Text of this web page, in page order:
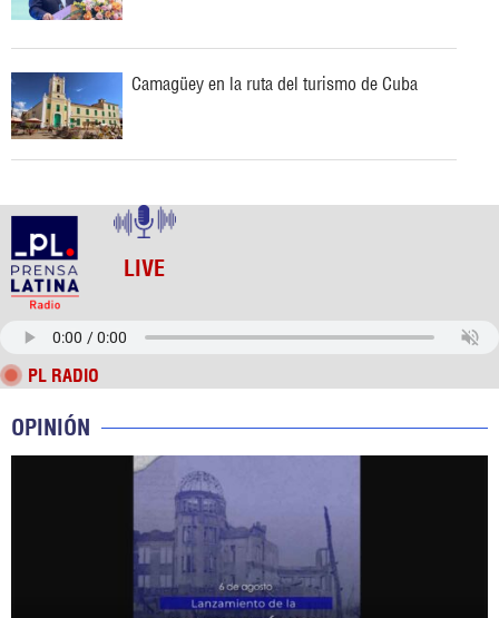
Camagüey en la ruta del turismo de Cuba
LIVE
PL RADIO
OPINIÓN